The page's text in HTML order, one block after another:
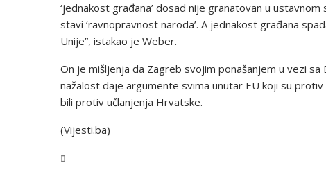
‘jednakost građana’ dosad nije granatovan u
stavi ‘ravnopravnost naroda’. A jednakost građana
Unije”, istakao je Weber.
On je mišljenja da Zagreb svojim ponašanjem u vezi
nažalost daje argumente svima unutar EU koji su
bili protiv učlanjenja Hrvatske.
(Vijesti.ba)